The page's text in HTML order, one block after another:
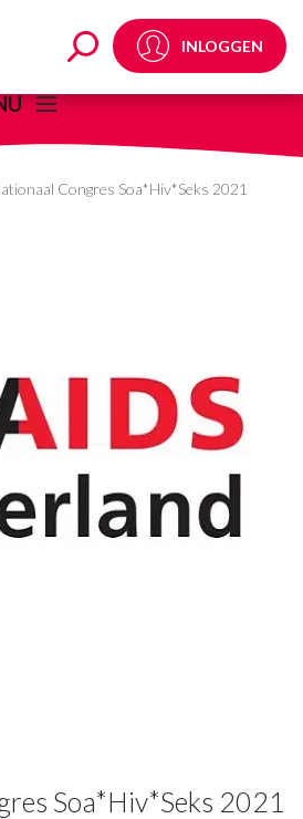
CongresINLOGGEN
Congres Soa*Hiv*Seks 2021
Soa*Hiv*Seks 2021